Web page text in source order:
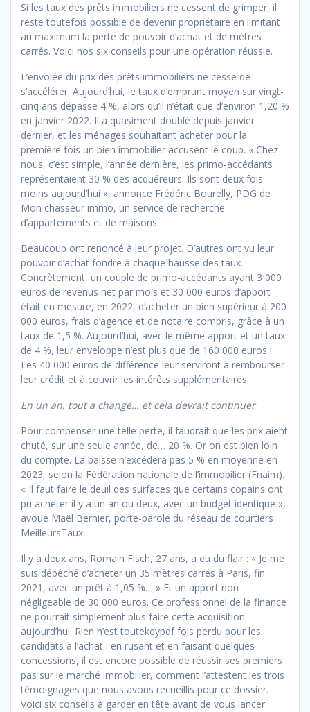
Si les taux des prêts immobiliers ne cessent de grimper, il
reste toutefois possible de devenir propriétaire en limitant
au maximum la perte de pouvoir d’achat et de mètres
carrés. Voici nos six conseils pour une opération réussie.
L’envolée du prix des prêts immobiliers ne cesse de
s’accélérer. Aujourd’hui, le taux d’emprunt moyen sur vingt-
cinq ans dépasse 4 %, alors qu’il n’était que d’environ 1,20 %
en janvier 2022. Il a quasiment doublé depuis janvier
dernier, et les ménages souhaitant acheter pour la
première fois un bien immobilier accusent le coup. « Chez
nous, c’est simple, l’année dernière, les primo-accédants
représentaient 30 % des acquéreurs. Ils sont deux fois
moins aujourd’hui », annonce Frédéric Bourelly, PDG de
Mon chasseur immo, un service de recherche
d’appartements et de maisons.
Beaucoup ont renoncé à leur projet. D’autres ont vu leur
pouvoir d’achat fondre à chaque hausse des taux.
Concrètement, un couple de primo-accédants ayant 3 000
euros de revenus net par mois et 30 000 euros d’apport
était en mesure, en 2022, d’acheter un bien supérieur à 200
000 euros, frais d’agence et de notaire compris, grâce à un
taux de 1,5 %. Aujourd’hui, avec le même apport et un taux
de 4 %, leur enveloppe n’est plus que de 160 000 euros !
Les 40 000 euros de différence leur serviront à rembourser
leur crédit et à couvrir les intérêts supplémentaires.
En un an, tout a changé… et cela devrait continuer
Pour compenser une telle perte, il faudrait que les prix aient
chuté, sur une seule année, de… 20 %. Or on est bien loin
du compte. La baisse n’excédera pas 5 % en moyenne en
2023, selon la Fédération nationale de l’immobilier (Fnaim).
« Il faut faire le deuil des surfaces que certains copains ont
pu acheter il y a un an ou deux, avec un budget identique »,
avoue Maël Bernier, porte-parole du réseau de courtiers
MeilleursTaux.
Il y a deux ans, Romain Fisch, 27 ans, a eu du flair : « Je me
suis dépêché d’acheter un 35 mètres carrés à Paris, fin
2021, avec un prêt à 1,05 %… » Et un apport non
négligeable de 30 000 euros. Ce professionnel de la finance
ne pourrait simplement plus faire cette acquisition
aujourd’hui. Rien n’est toutekeypdf fois perdu pour les
candidats à l’achat : en rusant et en faisant quelques
concessions, il est encore possible de réussir ses premiers
pas sur le marché immobilier, comment l’attestent les trois
témoignages que nous avons recueillis pour ce dossier.
Voici six conseils à garder en tête avant de vous lancer.